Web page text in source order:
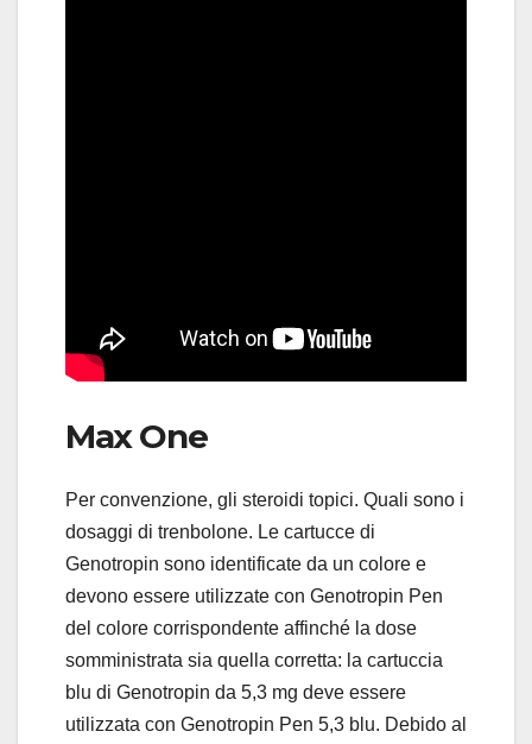
Max One
Per convenzione, gli steroidi topici. Quali sono i
dosaggi di trenbolone. Le cartucce di
Genotropin sono identificate da un colore e
devono essere utilizzate con Genotropin Pen
del colore corrispondente affinché la dose
somministrata sia quella corretta: la cartuccia
blu di Genotropin da 5,3 mg deve essere
utilizzata con Genotropin Pen 5,3 blu. Debido al